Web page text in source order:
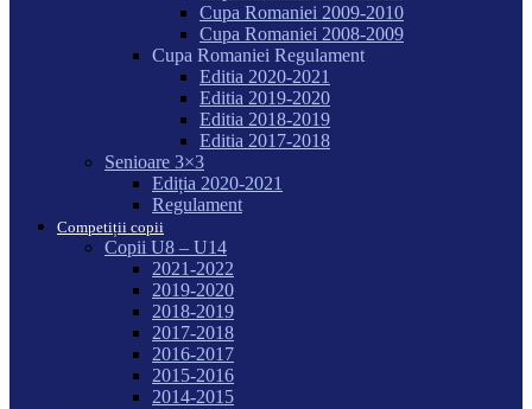
Cupa Romaniei 2009-2010
Cupa Romaniei 2008-2009
Cupa Romaniei Regulament
Editia 2020-2021
Editia 2019-2020
Editia 2018-2019
Editia 2017-2018
Senioare 3×3
Ediția 2020-2021
Regulament
Competiții copii
Copii U8 – U14
2021-2022
2019-2020
2018-2019
2017-2018
2016-2017
2015-2016
2014-2015